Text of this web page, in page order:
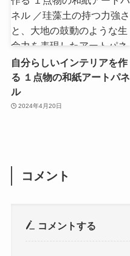
自分らしいインテリアを作
る １点物の和紙アートパネ
ル
2024年4月20日
コメント
コメントする